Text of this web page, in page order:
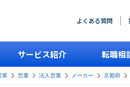
よくある質問
サービス紹介 転職相
業 営業 法人営業 メーカー 京都府